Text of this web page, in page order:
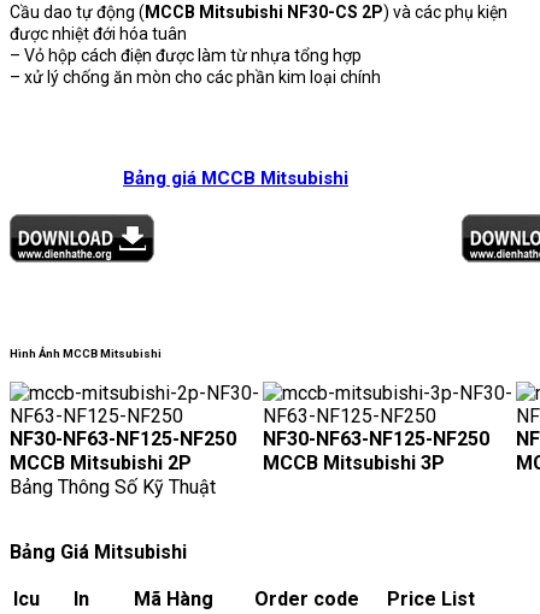
Cầu dao tự động ( MCCB Mitsubishi NF30-CS 2P) và các phụ kiện
được nhiệt đới hóa tuân
– Vỏ hộp cách điện được làm từ nhựa tổng hợp
– xử lý chống ăn mòn cho các phần kim loại chính
Bảng giá MCCB Mitsubishi
Hình Ảnh MCCB Mitsubishi
NF30-NF63-NF125-NF250 NF30-NF63-NF125-NF250
MCCB Mitsubishi 2P
MCCB Mitsubishi 3P
Bảng Thông Số Kỹ Thuật
Bảng Giá Mitsubishi
Icu In Mã Hàng Order code
Price List